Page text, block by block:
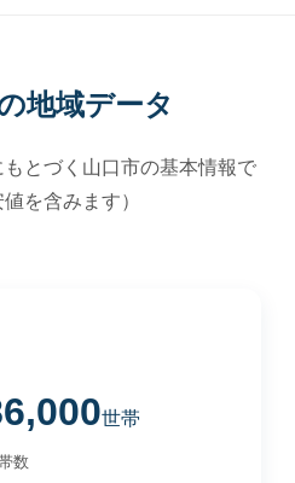
地域データ
とづく山口市の基本情報で
を含みます）
世帯
数